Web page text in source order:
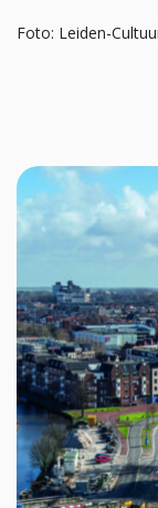
Foto: Leiden-